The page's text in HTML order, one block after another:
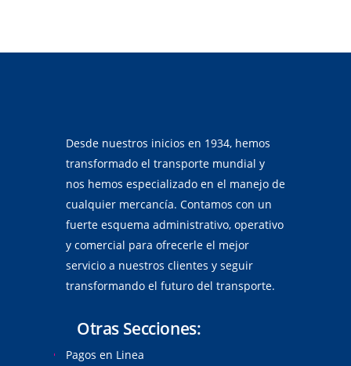
Desde nuestros inicios en 1934, hemos
transformado el transporte mundial y
nos hemos especializado en el manejo de
cualquier mercancía. Contamos con un
fuerte esquema administrativo, operativo
y comercial para ofrecerle el mejor
servicio a nuestros clientes y seguir
transformando el futuro del transporte.
Otras Secciones:
Pagos en Linea